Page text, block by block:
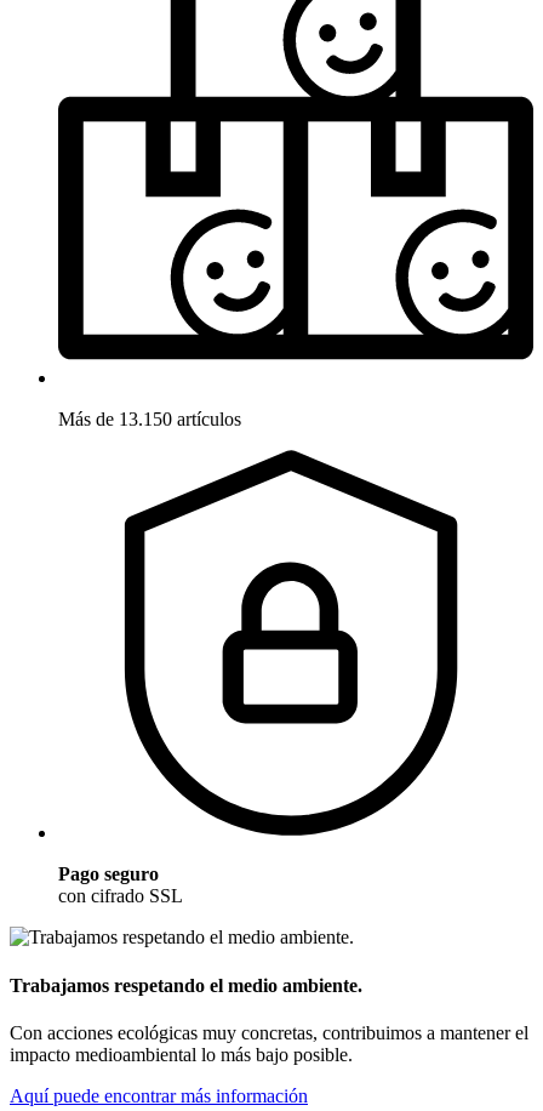
Más de 13.150 artículos
Pago seguro
con cifrado SSL
Trabajamos respetando el medio ambiente.
Con acciones ecológicas muy concretas, contribuimos a mantener el
impacto medioambiental lo más bajo posible.
Aquí puede encontrar más información